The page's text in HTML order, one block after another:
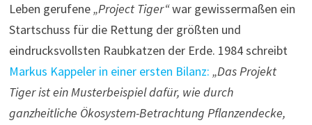
Leben gerufene„Project Tiger“war gewissermaßen ein
Startschuss für die Rettung der größten und
eindrucksvollsten Raubkatzen der Erde. 1984 schreibt
Markus Kappeler in einer ersten Bilanz: „Das Projekt
Tiger ist ein Musterbeispiel dafür, wie durch
ganzheitliche Ökosystem-Betrachtung Pflanzendecke,